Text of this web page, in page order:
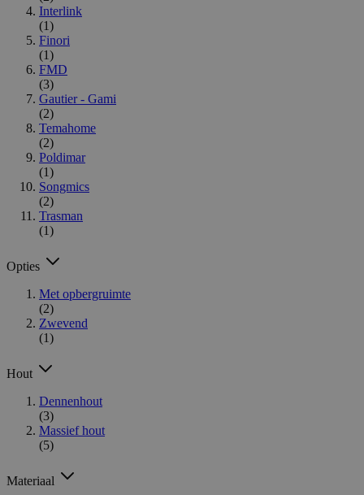
Interlink
(1)
Finori
(1)
FMD
(3)
Gautier - Gami
(2)
Temahome
(2)
Poldimar
(1)
Songmics
(2)
Trasman
(1)
Opties
Met opbergruimte
(2)
Zwevend
(1)
Hout
Dennenhout
(3)
Massief hout
(5)
Materiaal